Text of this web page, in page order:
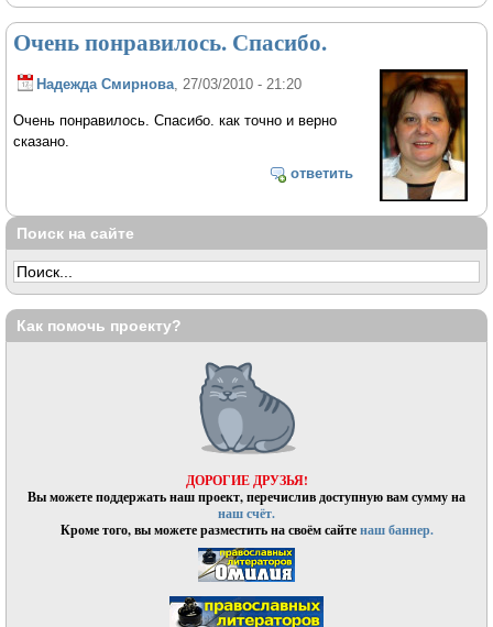
Очень понравилось. Спасибо.
Надежда Смирнова, 27/03/2010 - 21:20
Очень понравилось. Спасибо. как точно и верно
сказано.
ответить
Поиск на сайте
Как помочь проекту?
ДОРОГИЕ ДРУЗЬЯ!
Вы можете поддержать наш проект, перечислив доступную вам сумму на
наш счёт.
Кроме того, вы можете разместить на своём сайтенаш баннер.